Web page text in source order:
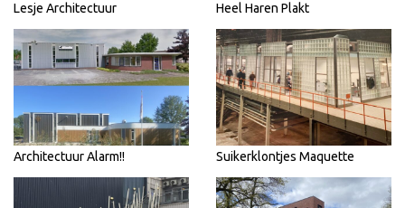
Lesje Architectuur Heel Haren Plakt
Architectuur Alarm!! Suikerklontjes Maquette